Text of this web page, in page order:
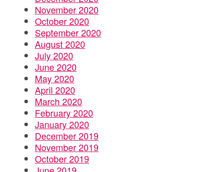
November 2020
October 2020
September 2020
August 2020
July 2020
June 2020
May 2020
April 2020
March 2020
February 2020
January 2020
December 2019
November 2019
October 2019